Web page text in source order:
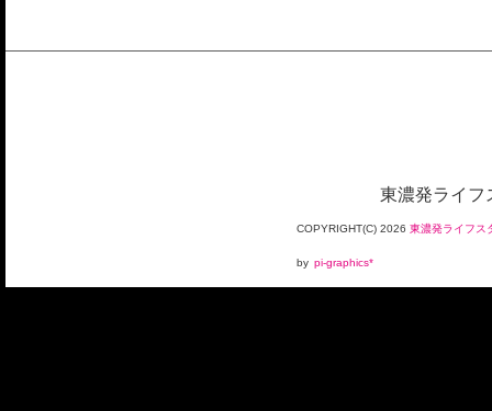
東濃発ライフ
COPYRIGHT(C) 2026 東濃発ライフス
by pi-graphics*